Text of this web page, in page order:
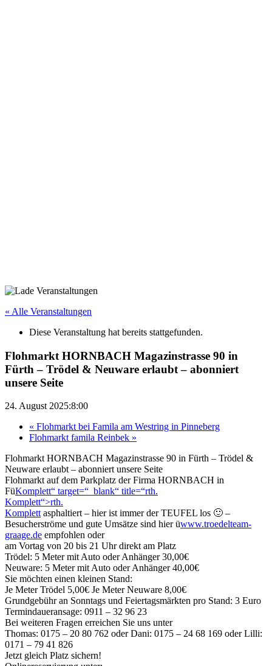
« Alle Veranstaltungen
Diese Veranstaltung hat bereits stattgefunden.
Flohmarkt HORNBACH Magazinstrasse 90 in
Fürth – Trödel & Neuware erlaubt – abonniert
unsere Seite
24. August 2025:8:00
« Flohmarkt bei Famila am Westring in Pinneberg
Flohmarkt famila Reinbek »
Flohmarkt HORNBACH Magazinstrasse 90 in Fürth – Trödel &
Neuware erlaubt – abonniert unsere Seite
Flohmarkt auf dem Parkplatz der Firma HORNBACH in
FüKomplett“ target=“_blank“ title=“rth.
Komplett“>rth.
Komplett asphaltiert – hier ist immer der TEUFEL los 🙂 –
Besucherströme und gute Umsätze sind hier üwww.troedelteam-
graage.de empfohlen oder
am Vortag von 20 bis 21 Uhr direkt am Platz
Trödel: 5 Meter mit Auto oder Anhänger 30,00€
Neuware: 5 Meter mit Auto oder Anhänger 40,00€
Sie möchten einen kleinen Stand:
Je Meter Trödel 5,00€ Je Meter Neuware 8,00€
Grundgebühr an Sonntags und Feiertagsmärkten pro Stand: 3 Euro
Termindaueransage: 0911 – 32 96 23
Bei weiteren Fragen erreichen Sie uns unter
Thomas: 0175 – 20 80 762 oder Dani: 0175 – 24 68 169 oder Lilli:
0171 – 79 41 826
Jetzt gleich Platz sichern!